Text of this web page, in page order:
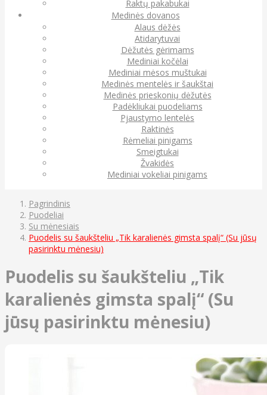
Raktų pakabukai
Medinės dovanos
Alaus dėžės
Atidarytuvai
Dėžutės gėrimams
Mediniai kočėlai
Mediniai mėsos muštukai
Medinės mentelės ir šaukštai
Medinės prieskonių dėžutės
Padėkliukai puodeliams
Pjaustymo lentelės
Raktinės
Rėmeliai pinigams
Smeigtukai
Žvakidės
Mediniai vokeliai pinigams
Pagrindinis
Puodeliai
Su mėnesiais
Puodelis su šaukšteliu „Tik karalienės gimsta spalį“ (Su jūsų
pasirinktu mėnesiu)
Puodelis su šaukšteliu „Tik
karalienės gimsta spalį“ (Su
jūsų pasirinktu mėnesiu)